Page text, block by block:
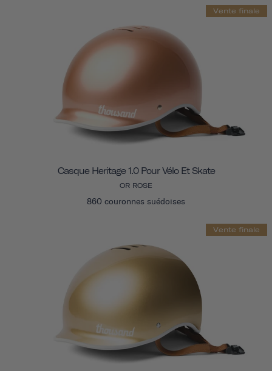
Vente finale
Casque Heritage 1.0 Pour Vélo Et Skate
OR ROSE
860 couronnes suédoises
Vente finale